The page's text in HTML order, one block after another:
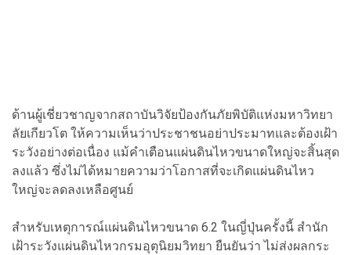
ด้านผู้เชี่ยวชาญจากสถาบันวิจัยป้องกันภัยพิบัติแห่งมหาวิทยา
ลัยเกียวโต ให้ความเห็นว่าประชาชนอย่าประมาทและต้องเฝ้า
ระวังอย่างต่อเนื่อง แม้คำเตือนแผ่นดินไหวขนาดใหญ่จะสิ้นสุด
ลงแล้ว ซึ่งไม่ได้หมายความว่าโอกาสที่จะเกิดแผ่นดินไหว
ใหญ่จะลดลงเหลือศูนย์
สำหรับเหตุการณ์แผ่นดินไหวขนาด 6.2 ในญี่ปุ่นครั้งนี้ สำนัก
เฝ้าระวังแผ่นดินไหวกรมอุตุนิยมวิทยา ยืนยันว่า ไม่ส่งผลกระ